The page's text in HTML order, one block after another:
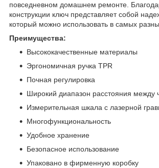
повседневном домашнем ремонте.
конструкции ключ представляет собой
который можно использовать в самых
Преимущества:
Высококачественные материалы
Эргономичная ручка TPR
Почная регулировка
Широкий диапазон расстояния между
Измерительная шкала с лазерной
Многофункциональность
Удобное хранение
Безопасное использование
Упаковано в фирменную коробку